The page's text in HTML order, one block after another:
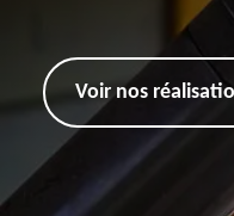
Voir nos